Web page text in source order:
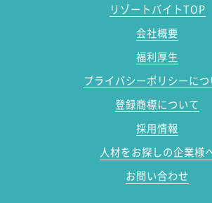
リゾートバイトTOP
会社概要
福利厚生
プライバシーポリシーにつ
登録商標について
採用情報
人材をお探しの企業様
お問い合わせ